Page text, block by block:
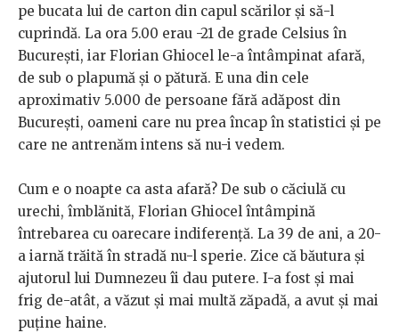
pe bucata lui de carton din capul scărilor și să-l
cuprindă. La ora 5.00 erau -21 de grade Celsius în
București, iar Florian Ghiocel le-a întâmpinat afară,
de sub o plapumă și o pătură. E una din cele
aproximativ 5.000 de persoane fără adăpost din
București, oameni care nu prea încap în statistici și pe
care ne antrenăm intens să nu-i vedem.
Cum e o noapte ca asta afară? De sub o căciulă cu
urechi, îmblănită, Florian Ghiocel întâmpină
întrebarea cu oarecare indiferență. La 39 de ani, a 20-
a iarnă trăită în stradă nu-l sperie. Zice că băutura și
ajutorul lui Dumnezeu îi dau putere. I-a fost și mai
frig de-atât, a văzut și mai multă zăpadă, a avut și mai
puține haine.